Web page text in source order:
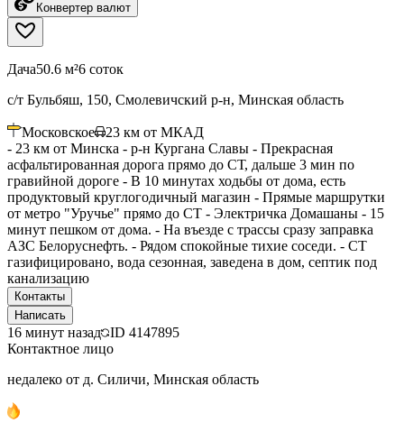
Конвертер валют
Дача50.6 м²6 соток
с/т Бульбяш, 150, Смолевичский р-н, Минская область
Московское 23 км от МКАД
- 23 км от Минска - р-н Кургана Славы - Прекрасная
асфальтированная дорога прямо до СТ, дальше 3 мин по
гравийной дороге - В 10 минутах ходьбы от дома, есть
продуктовый круглогодичный магазин - Прямые маршрутки
от метро "Уручье" прямо до СТ - Электричка Домашаны - 15
минут пешком от дома. - На въезде с трассы сразу заправка
АЗС Белоруснефть. - Рядом спокойные тихие соседи. - СТ
газифицировано, вода сезонная, заведена в дом, септик под
канализацию
Контакты
Написать
16 минут назад ID 4147895
Контактное лицо
недалеко от д. Силичи, Минская область